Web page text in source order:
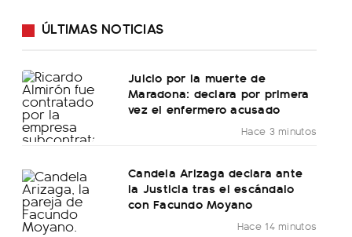
ÚLTIMAS NOTICIAS
Juicio por la muerte de
Maradona: declara por primera
vez el enfermero acusado
Hace 3 minutos
Candela Arizaga declara ante
la Justicia tras el escándalo
con Facundo Moyano
Hace 14 minutos